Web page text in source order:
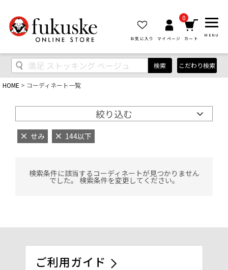
お気に入り マイページ
0
カート
MENU
検索 こだわり検索
HOME コーディネート一覧
絞り込む
せみ 144以下
検索条件に該当するコーディネートが見つかりません
でした。 検索条件を変更してください。
ご利用ガイド